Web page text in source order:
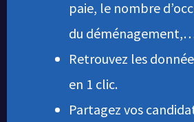
paie, le nombre
du
Retrouvez les
en 1 clic.
Partagez vos